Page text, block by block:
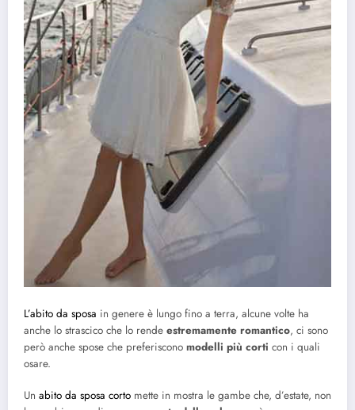
L’abito da sposa in genere è lungo fino a terra, alcune volte ha
anche lo strascico che lo rende estremamente romantico, ci sono
però anche spose che preferiscono modelli più corti con i quali
osare.
Un abito da sposa corto mette in mostra le gambe che, d’estate, non